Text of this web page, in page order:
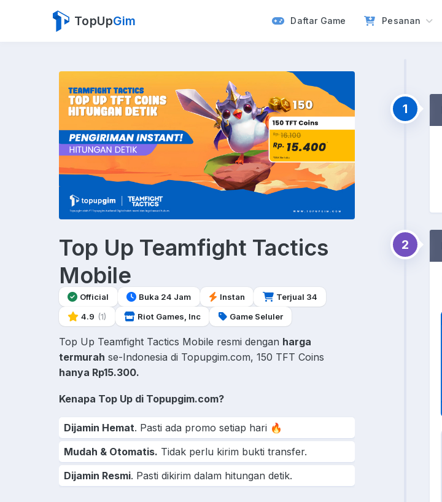
TopUpGim Daftar Game Pesanan
Top Up Teamfight Tactics
Mobile
Official Buka 24 Jam Instan
Terjual 34
4.9 (1) Riot Games, Inc Game Seluler
Top Up Teamfight Tactics Mobile resmi dengan harga
termurah se-Indonesia di Topupgim.com, 150 TFT Coins
hanya Rp15.300.
Kenapa Top Up di Topupgim.com?
Dijamin Hemat. Pasti ada promo setiap hari 🔥
Mudah & Otomatis. Tidak perlu kirim bukti transfer.
Dijamin Resmi. Pasti dikirim dalam hitungan detik.
1
2